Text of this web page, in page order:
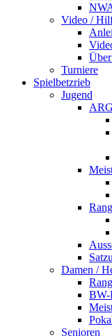
Video /
Turniere
Spielbetzrieb
Jugend
Damen /
BW-
Senioren